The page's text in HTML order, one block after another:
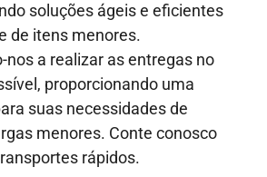
soluções ágeis e eficientes
de itens menores.
a realizar as entregas no
proporcionando uma
suas necessidades de
menores. Conte conosco
rápidos.